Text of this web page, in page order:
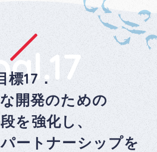
標17．
開発のための
を強化し、
ートナーシップを